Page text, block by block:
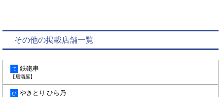
その他の掲載店舗一覧
て 鉄砲串
【居酒屋】
ひ やきとり ひら乃